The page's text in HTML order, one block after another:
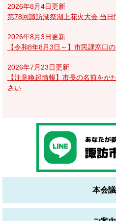
2026年8月4日更新
第78回諏訪湖祭湖上花火大会 当日
2026年8月3日更新
【令和8年8月3日～】市民課窓口
2026年7月23日更新
【注意喚起情報】市長の名前をか
さい
本会議